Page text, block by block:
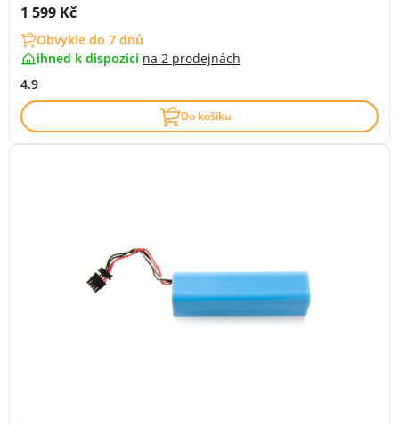
Cena s DPH:
1 599 Kč
Obvykle do 7 dnů
ihned k dispozici na 2 prodejnách
4.9
Do košíku